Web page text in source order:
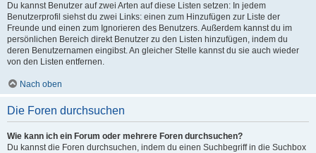
Du kannst Benutzer auf zwei Arten auf diese Listen setzen: In jedem
Benutzerprofil siehst du zwei Links: einen zum Hinzufügen zur Liste der
Freunde und einen zum Ignorieren des Benutzers. Außerdem kannst du im
persönlichen Bereich direkt Benutzer zu den Listen hinzufügen, indem du
deren Benutzernamen eingibst. An gleicher Stelle kannst du sie auch wieder
von den Listen entfernen.
Nach oben
Die Foren durchsuchen
Wie kann ich ein Forum oder mehrere Foren durchsuchen?
Du kannst die Foren durchsuchen, indem du einen Suchbegriff in die Suchbox